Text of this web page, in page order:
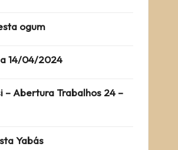
ogum
14/04/2024
– Abertura Trabalhos 24 –
Yabás